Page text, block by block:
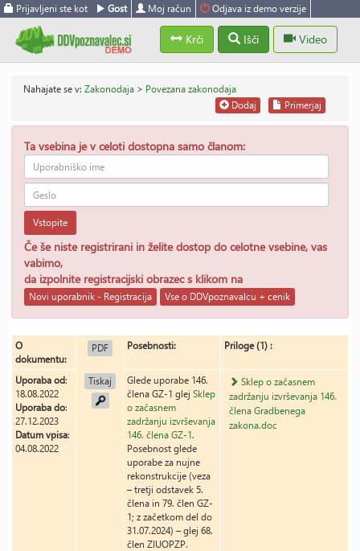
Prijavljeni ste kot Gost Moj račun Odjava iz demo verzije
Krči Išči Video
Nahajate se v: Zakonodaja > Povezana zakonodaja
Primerjaj
Dodaj
Ta vsebina je v celoti dostopna samo članom:
Vstopite
Če še niste registrirani in želite dostop do celotne vsebine, vas
vabimo,
da izpolnite registracijski obrazec s klikom na
Novi uporabnik - Registracija Vse o DDVpoznavalcu + cenik
O
dokumentu:
PDF
Tiskaj
Posebnosti: Priloge (1) :
Uporaba od:
18.08.2022
Uporaba do:
27.12.2023
Datum vpisa:
04.08.2022
Glede uporabe 146.
člena GZ-1 glej Sklep
o začasnem
zadržanju izvrševanja
146. člena GZ-1.
Posebnost glede
uporabe za nujne
rekonstrukcije (veza
– tretji odstavek 5.
člena in 79. člen GZ-
1; z začetkom del do
31.07.2024) – glej 68.
člen ZIUOPZP.
Sklep o začasnem
zadržanju izvrševanja 146.
člena Gradbenega
zakona.doc